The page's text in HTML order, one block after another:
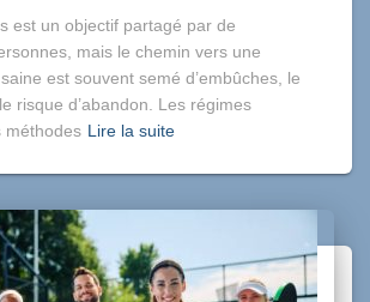
est un objectif partagé par de
mais le chemin vers une
est souvent semé d’embûches, le
risque d’abandon. Les régimes
méthodes Lire la suite